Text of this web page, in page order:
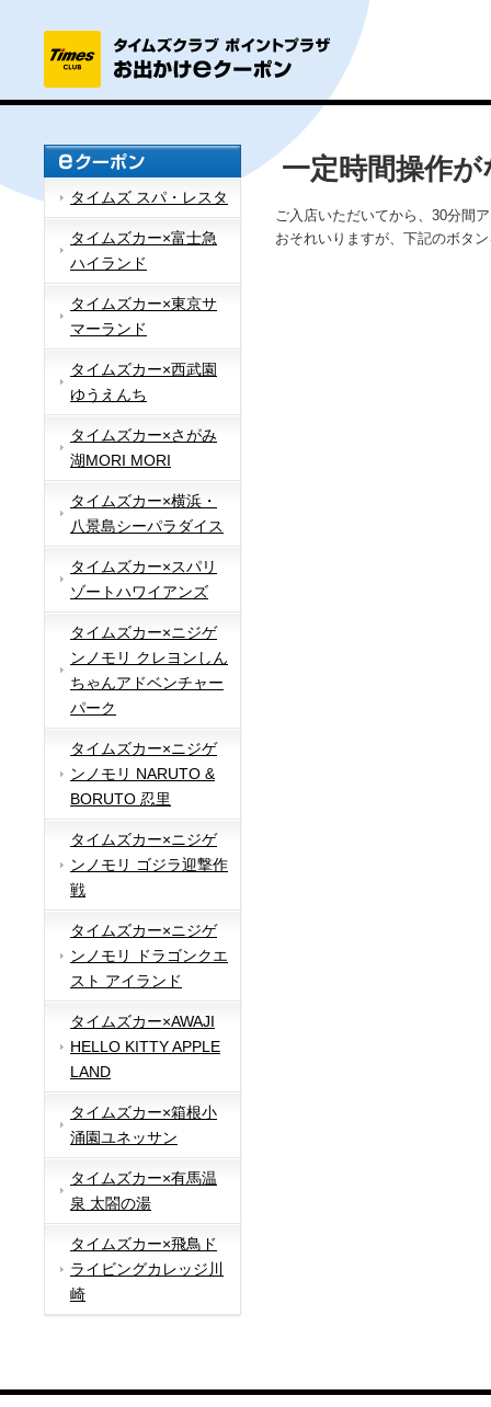
タイムズ スパ・レスタ
タイムズカー×富士急
ハイランド
タイムズカー×東京サ
マーランド
タイムズカー×西武園
ゆうえんち
タイムズカー×さがみ
湖MORI MORI
タイムズカー×横浜・
八景島シーパラダイス
タイムズカー×スパリ
ゾートハワイアンズ
タイムズカー×ニジゲ
ンノモリ クレヨンしん
ちゃんアドベンチャー
パーク
タイムズカー×ニジゲ
ンノモリ NARUTO &
BORUTO 忍里
タイムズカー×ニジゲ
ンノモリ ゴジラ迎撃作
戦
タイムズカー×ニジゲ
ンノモリ ドラゴンクエ
スト アイランド
タイムズカー×AWAJI
HELLO KITTY APPLE
LAND
タイムズカー×箱根小
涌園ユネッサン
タイムズカー×有馬温
泉 太閤の湯
タイムズカー×飛鳥ド
ライビングカレッジ川
崎
一定時間操作
ご入店いただいてから、30分間
おそれいりますが、下記のボタ